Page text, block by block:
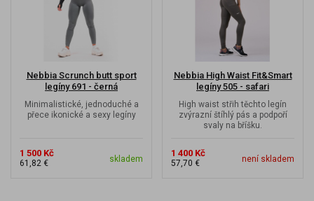
Nebbia Scrunch butt sport
legíny 691 - černá
Minimalistické, jednoduché a
přece ikonické a sexy legíny
1 500 Kč
61,82 € skladem
Nebbia High Waist Fit&Smart
legíny 505 - safari
High waist střih těchto legín
zvýrazní štíhlý pás a podpoří
svaly na bříšku.
1 400 Kč
57,70 € není skladem